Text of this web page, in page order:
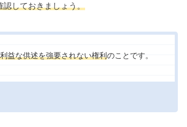
認しておきましょう。
益な供述を強要されない権利のことです。